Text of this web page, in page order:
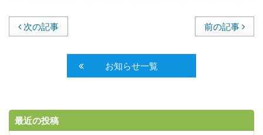
次の記事 前の記事
お知らせ一覧
最近の投稿